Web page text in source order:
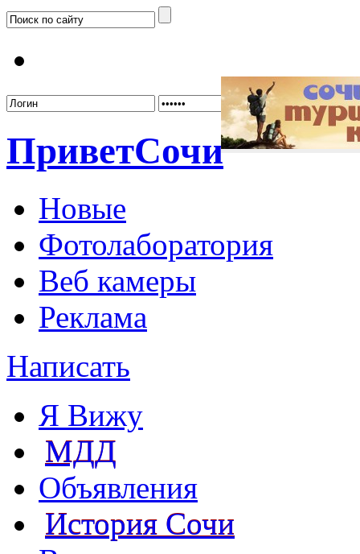
ПриветСочи
Новые
Фотолаборатория
Веб камеры
Реклама
Написать
Я Вижу
МДД
Объявления
История Сочи